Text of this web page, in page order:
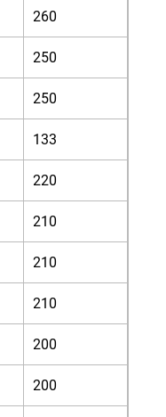
260
250
250
133
220
210
210
210
200
200